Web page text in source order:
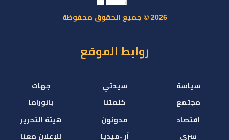
2026 © جميع الحقوق محفوظة
روابط الموقع
سياسة
مجتمع
اقتصاد
سري
سيدتي
كلمتنا
مدونون
آر -ميديا
جهات
بانوراما
هيئة التحرير
للإعلان معنا